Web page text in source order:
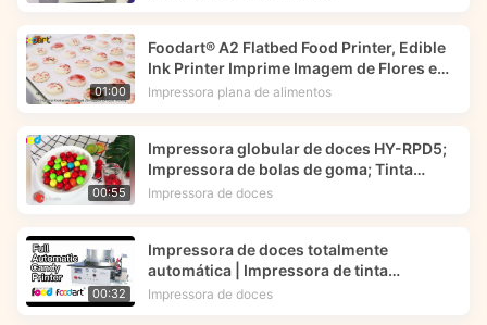
01:00
Foodart® A2 Flatbed Food Printer, Edible
Ink Printer Imprime Imagem de Flores em
Macarrões.
Impressora plana de alimentos
00:55
Impressora globular de doces HY-RPD5;
Impressora de bolas de goma; Tinta
comestível -- Foodart®
Impressora de doces
00:32
Impressora de doces totalmente
automática | Impressora de tinta
comestível | Foodart® da Foodprinttech
Impressora de doces